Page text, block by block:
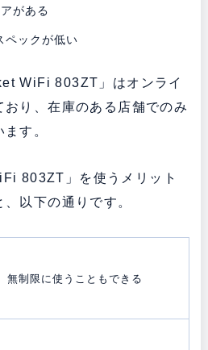
がある
ペックが低い
WiFi 803ZT」はオンライ
おり、在庫のある店舗でのみ
す。
803ZT」を使うメリット
以下の通りです。
無制限に使うこともできる